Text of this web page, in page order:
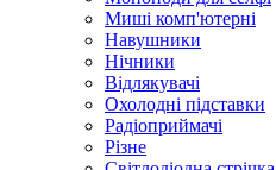
Миші комп'ютерні
Навушники
Нічники
Відлякувачі
Охолодні підставки
Радіоприймачі
Різне